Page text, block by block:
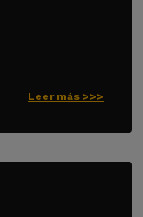
Leer más >>>